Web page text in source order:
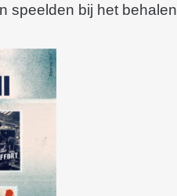
speelden bij het